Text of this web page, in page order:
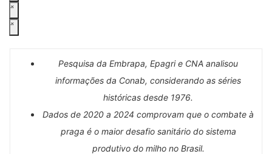
Pesquisa da Embrapa, Epagri e CNA analisou
informações da Conab, considerando as séries
históricas desde 1976.
Dados de 2020 a 2024 comprovam que o combate à
praga é o maior desafio sanitário do sistema
produtivo do milho no Brasil.